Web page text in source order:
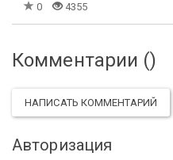
0 4355
Комментарии ()
НАПИСАТЬ КОММЕНТАРИЙ
Авторизация